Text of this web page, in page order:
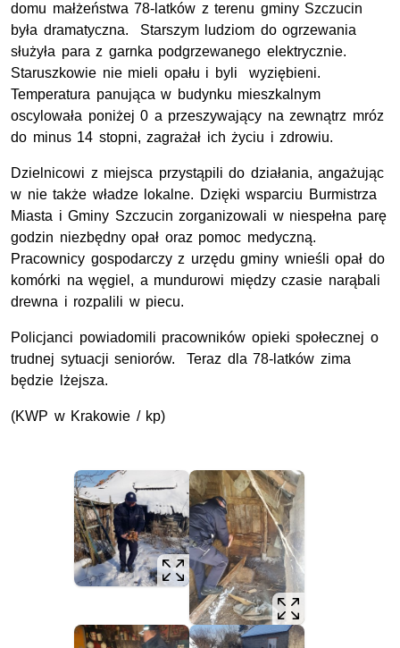
domu małżeństwa 78-latków z terenu gminy Szczucin
była dramatyczna. Starszym ludziom do ogrzewania
służyła para z garnka podgrzewanego elektrycznie.
Staruszkowie nie mieli opału i byli wyziębieni.
Temperatura panująca w budynku mieszkalnym
oscylowała poniżej 0 a przeszywający na zewnątrz mróz
do minus 14 stopni, zagrażał ich życiu i zdrowiu.
Dzielnicowi z miejsca przystąpili do działania, angażując
w nie także władze lokalne. Dzięki wsparciu Burmistrza
Miasta i Gminy Szczucin zorganizowali w niespełna parę
godzin niezbędny opał oraz pomoc medyczną.
Pracownicy gospodarczy z urzędu gminy wnieśli opał do
komórki na węgiel, a mundurowi między czasie narąbali
drewna i rozpalili w piecu.
Policjanci powiadomili pracowników opieki społecznej o
trudnej sytuacji seniorów. Teraz dla 78-latków zima
będzie lżejsza.
(KWP w Krakowie / kp)